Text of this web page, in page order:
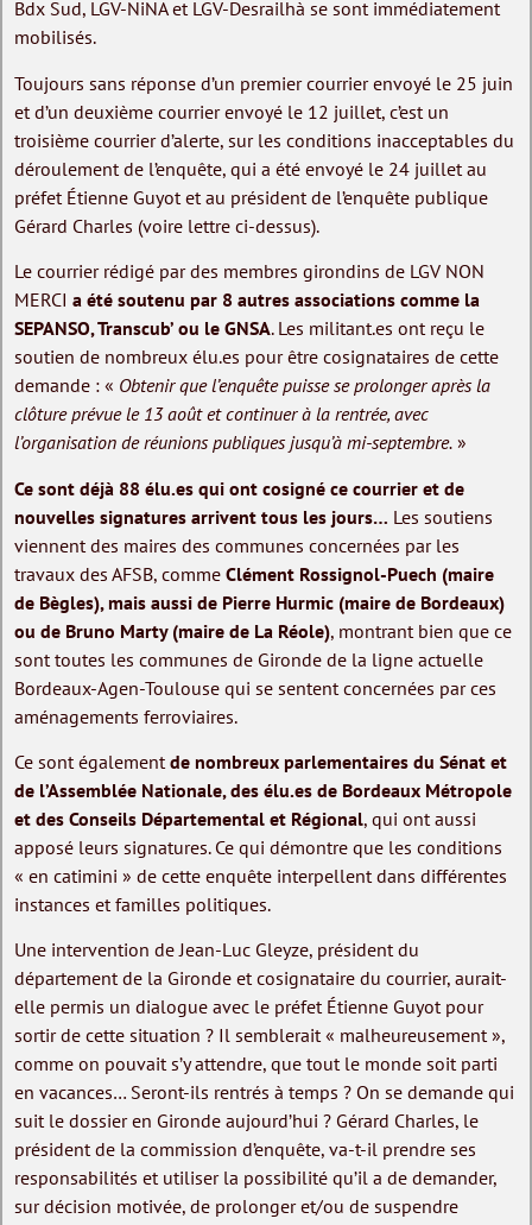
Bdx Sud, LGV-NiNA et LGV-Desrailhà se sont immédiatement
mobilisés.
Toujours sans réponse d’un premier courrier envoyé le 25 juin
et d’un deuxième courrier envoyé le 12 juillet, c’est un
troisième courrier d’alerte, sur les conditions inacceptables du
déroulement de l’enquête, qui a été envoyé le 24 juillet au
préfet Étienne Guyot et au président de l’enquête publique
Gérard Charles (voire lettre ci-dessus).
Le courrier rédigé par des membres girondins de LGV NON
MERCI a été soutenu par 8 autres associations comme la
SEPANSO, Transcub’ ou le GNSA. Les militant.es ont reçu le
soutien de nombreux élu.es pour être cosignataires de cette
demande : « Obtenir que l’enquête puisse se prolonger après la
clôture prévue le 13 août et continuer à la rentrée, avec
l’organisation de réunions publiques jusqu’à mi-septembre. »
Ce sont déjà 88 élu.es qui ont cosigné ce courrier et de
nouvelles signatures arrivent tous les jours… Les soutiens
viennent des maires des communes concernées par les
travaux des AFSB, comme Clément Rossignol-Puech (maire
de Bègles), mais aussi de Pierre Hurmic (maire de Bordeaux)
ou de Bruno Marty (maire de La Réole), montrant bien que ce
sont toutes les communes de Gironde de la ligne actuelle
Bordeaux-Agen-Toulouse qui se sentent concernées par ces
aménagements ferroviaires.
Ce sont égalementde nombreux parlementaires du Sénat et
de l’Assemblée Nationale, des élu.es de Bordeaux Métropole
et des Conseils Départemental et Régional, qui ont aussi
apposé leurs signatures. Ce qui démontre que les conditions
« en catimini » de cette enquête interpellent dans différentes
instances et familles politiques.
Une intervention de Jean-Luc Gleyze, président du
département de la Gironde et cosignataire du courrier, aurait-
elle permis un dialogue avec le préfet Étienne Guyot pour
sortir de cette situation ? Il semblerait « malheureusement »,
comme on pouvait s’y attendre, que tout le monde soit parti
en vacances… Seront-ils rentrés à temps ? On se demande qui
suit le dossier en Gironde aujourd’hui ? Gérard Charles, le
président de la commission d’enquête, va-t-il prendre ses
responsabilités et utiliser la possibilité qu’il a de demander,
sur décision motivée, de prolonger et/ou de suspendre